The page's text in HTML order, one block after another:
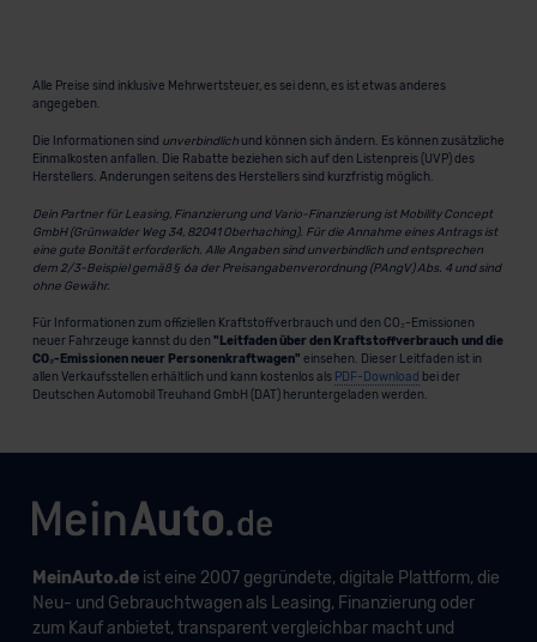
Alle Preise sind inklusive Mehrwertsteuer, es sei denn, es ist etwas anderes
angegeben.
Die Informationen sind unverbindlichund können sich ändern. Es können zusätzliche
Einmalkosten anfallen. Die Rabatte beziehen sich auf den Listenpreis (UVP) des
Herstellers. Änderungen seitens des Herstellers sind kurzfristig möglich.
Dein Partner für Leasing, Finanzierung und Vario-Finanzierung ist Mobility Concept
GmbH (Grünwalder Weg 34, 82041 Oberhaching). Für die Annahme eines Antrags ist
eine gute Bonität erforderlich. Alle Angaben sind unverbindlich und entsprechen
dem 2/3-Beispiel gemäß § 6a der Preisangabenverordnung (PAngV) Abs. 4 und sind
ohne Gewähr.
Für Informationen zum offiziellen Kraftstoffverbrauch und den CO₂-Emissionen
neuer Fahrzeuge kannst du den "Leitfaden über den Kraftstoffverbrauch und die
CO₂-Emissionen neuer Personenkraftwagen" einsehen. Dieser Leitfaden ist in
allen Verkaufsstellen erhältlich und kann kostenlos als PDF-Download bei der
Deutschen Automobil Treuhand GmbH (DAT) heruntergeladen werden.
MeinAuto.deist eine 2007 gegründete, digitale Plattform, die
Neu- und Gebrauchtwagen als Leasing, Finanzierung oder
zum Kauf anbietet, transparent vergleichbar macht und